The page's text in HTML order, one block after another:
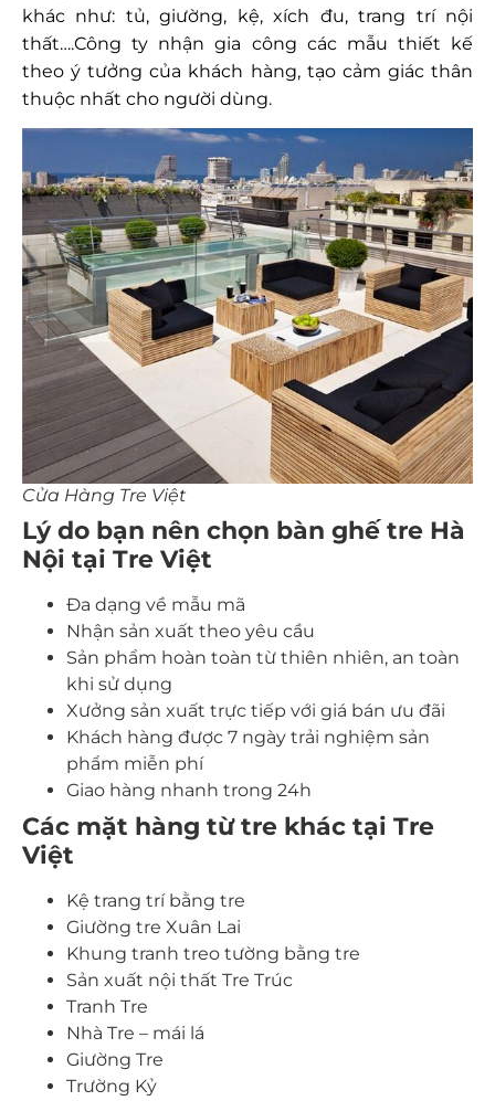
khác như: tủ, giường, kệ, xích đu, trang trí nội
thất….Công ty nhận gia công các mẫu thiết kế
theo ý tưởng của khách hàng, tạo cảm giác thân
thuộc nhất cho người dùng.
Cửa Hàng Tre Việt
Lý do bạn nên chọn bàn ghế tre Hà
Nội tại Tre Việt
Đa dạng về mẫu mã
Nhận sản xuất theo yêu cầu
Sản phẩm hoàn toàn từ thiên nhiên, an toàn
khi sử dụng
Xưởng sản xuất trực tiếp với giá bán ưu đãi
Khách hàng được 7 ngày trải nghiệm sản
phẩm miễn phí
Giao hàng nhanh trong 24h
Các mặt hàng từ tre khác tại Tre
Việt
Kệ trang trí bằng tre
Giường tre Xuân Lai
Khung tranh treo tường bằng tre
Sản xuất nội thất Tre Trúc
Tranh Tre
Nhà Tre – mái lá
Giường Tre
Trường Kỷ